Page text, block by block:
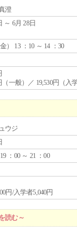
澄
～ 6月 28日
金） 13 ：10 ～ 14 ：30
（一般）／ 19,530円（入
ウジ
：00 ～ 21 ：00
円/入学者5,040円
読む～